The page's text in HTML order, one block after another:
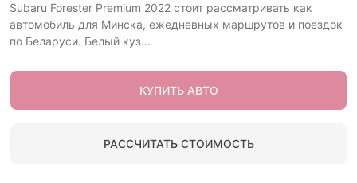
Subaru Forester Premium 2022 стоит рассматривать как
автомобиль для Минска, ежедневных маршрутов и поездок
по Беларуси. Белый куз...
КУПИТЬ АВТО
РАССЧИТАТЬ СТОИМОСТЬ